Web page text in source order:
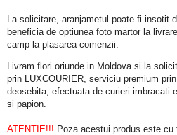
La solicitare, aranjametul poate fi insotit
beneficia de optiunea foto martor la
camp la plasarea comenzii.
Livram flori oriunde in Moldova si la
prin LUXCOURIER, serviciu premium
deosebita, efectuata de curieri imbracati
si papion.
ATENTIE!!! Poza acestui produs este